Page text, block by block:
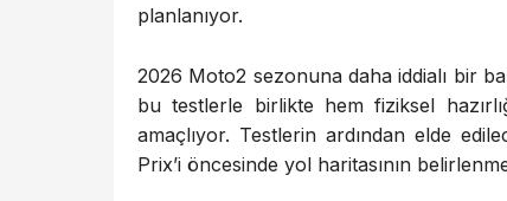
planlanıyor.
2026 Moto2 sezonuna daha iddialı bir
bu testlerle birlikte hem fiziksel
amaçlıyor. Testlerin ardından elde
Prix’i öncesinde yol haritasının